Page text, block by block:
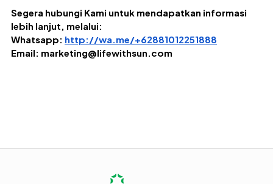
Segera hubungi Kami untuk mendapatkan informasi
lebih lanjut, melalui:
Whatsapp: http://wa.me/+62881012251888
Email: marketing@lifewithsun.com